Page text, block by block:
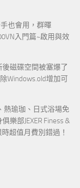
手也會用，群暉
入門篇~啟用與效
後磁碟空間被塞爆了
Windows.old增加可
熱瑜珈、日式浴場免
樂部JEXER Finess &
超值月費別錯過！